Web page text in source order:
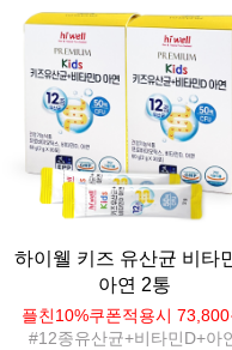
하이웰 키즈 유산균 비타
아연 2통
플친10%쿠폰적용시 73,800
#12종유산균+비타민D+아